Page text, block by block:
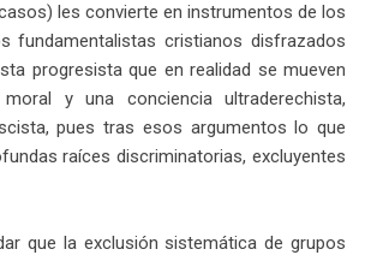
les convierte en instrumentos de los
fundamentalistas cristianos disfrazados
progresista que en realidad se mueven
y una conciencia ultraderechista,
pues tras esos argumentos lo que
raíces discriminatorias, excluyentes
que la exclusión sistemática de grupos